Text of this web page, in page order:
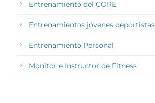
Entrenamiento del CORE
Entrenamientos jóvenes deportistas
Entrenamiento Personal
Monitor e Instructor de Fitness